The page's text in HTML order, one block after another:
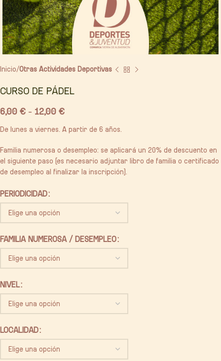
Inicio Otras Actividades Deportivas
CURSO DE PÁDEL
6,00 € - 12,00 €
De lunes a viernes. A partir de 6 años.
Familia numerosa o desempleo: se aplicará un 20% de descuento en
el siguiente paso (es necesario adjuntar libro de familia o certificado
de desempleo al finalizar la inscripción).
PERIODICIDAD
FAMILIA NUMEROSA / DESEMPLEO
NIVEL
LOCALIDAD